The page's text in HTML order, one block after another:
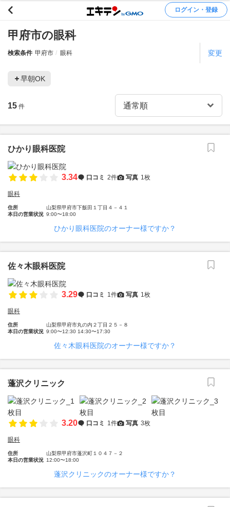
ログイン・登録
甲府市の眼科
検索条件 甲府市 眼科 変更
早朝OK
15 件
ひかり眼科医院
3.34 口コミ 2件 写真 1枚
眼科
住所
山梨県甲府市下飯田１丁目４－４１
本日の営業状況 9:00〜18:00
ひかり眼科医院のオーナー様ですか？
佐々木眼科医院
3.29 口コミ 1件 写真 1枚
眼科
住所
山梨県甲府市丸の内２丁目２５－８
本日の営業状況 9:00〜12:30 14:30〜17:30
佐々木眼科医院のオーナー様ですか？
蓬沢クリニック
3.20 口コミ 1件 写真 3枚
眼科
住所
山梨県甲府市蓬沢町１０４７－２
本日の営業状況 12:00〜18:00
蓬沢クリニックのオーナー様ですか？